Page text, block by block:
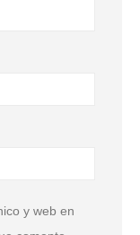
y web en